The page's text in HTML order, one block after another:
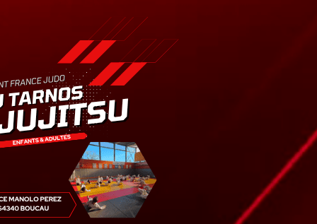
Ajoutez un logo, un bouton, des réseaux sociaux
Cliquez pour éditer
Accueil▴▾
▾
Le dojo
François Herrero
Marie-Jo Lagarde
Agenda
Nos disciplines▴▾